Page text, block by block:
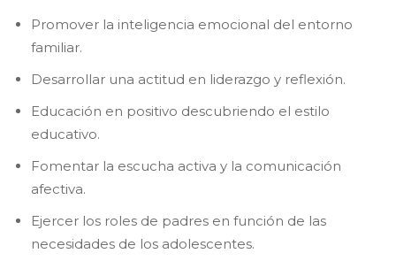
Promover la inteligencia emocional del entorno
familiar.
Desarrollar una actitud en liderazgo y reflexión.
Educación en positivo descubriendo el estilo
educativo.
Fomentar la escucha activa y la comunicación
afectiva.
Ejercer los roles de padres en función de las
necesidades de los adolescentes.